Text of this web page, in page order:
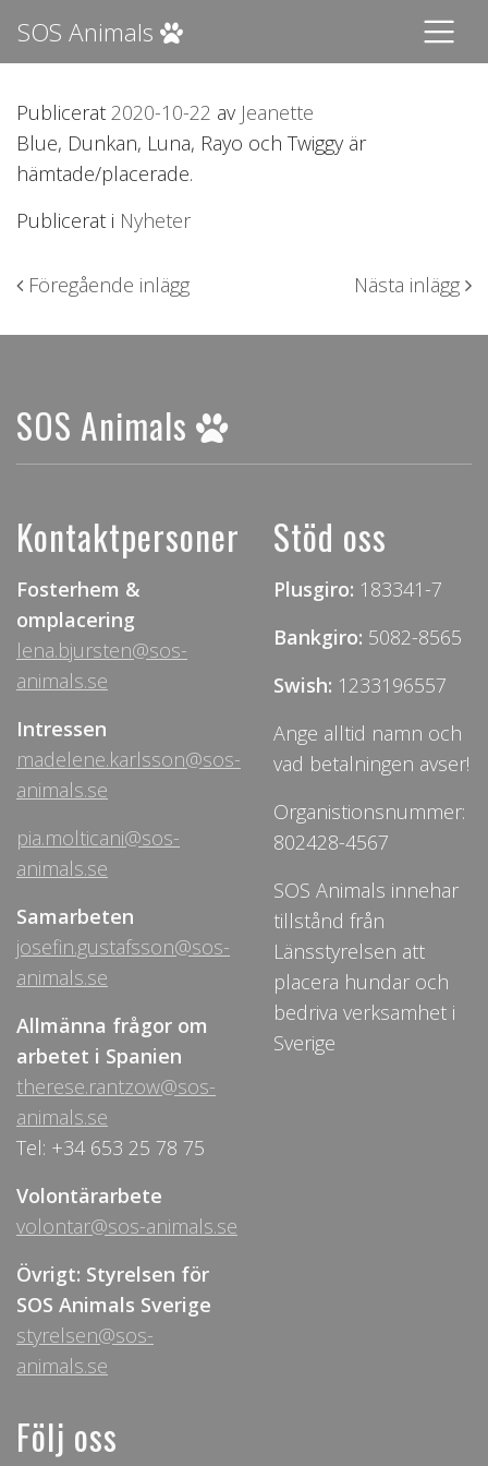
SOS Animals
Publicerat 2020-10-22 av Jeanette
Blue, Dunkan, Luna, Rayo och Twiggy är
hämtade/placerade.
Publicerat i Nyheter
Inläggsnavigering
Föregående inlägg Nästa inlägg
SOS Animals
Kontaktpersoner
Fosterhem &
omplacering
lena.bjursten@sos-
animals.se
Intressen
madelene.karlsson@sos-
animals.se
pia.molticani@sos-
animals.se
Samarbeten
josefin.gustafsson@sos-
animals.se
Allmänna frågor om
arbetet i Spanien
therese.rantzow@sos-
animals.se
Tel: +34 653 25 78 75
Volontärarbete
volontar@sos-animals.se
Övrigt: Styrelsen för
SOS Animals Sverige
styrelsen@sos-
animals.se
Stöd oss
Plusgiro: 183341-7
Bankgiro: 5082-8565
Swish: 1233196557
Ange alltid namn och
vad betalningen avser!
Organistionsnummer:
802428-4567
SOS Animals innehar
tillstånd från
Länsstyrelsen att
placera hundar och
bedriva verksamhet i
Sverige
Följ oss